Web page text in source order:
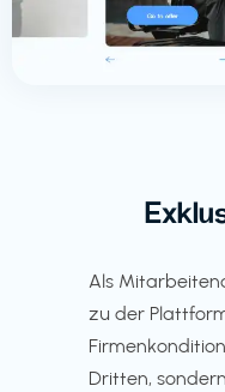
Als
zu der
Dritten,